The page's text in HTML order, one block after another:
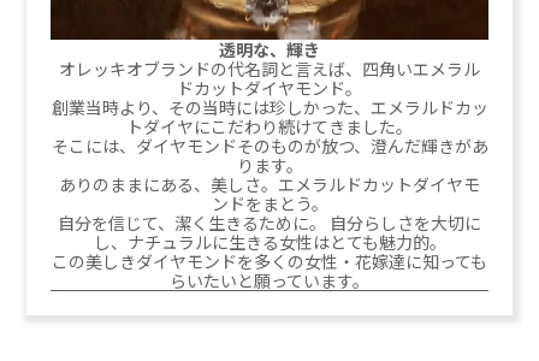
透明な、輝き
オレッキオブランドの代名詞と言えば、四角いエメラル
ドカットダイヤモンド。
創業当時より、その当時には珍しかった、エメラルドカッ
トダイヤにこだわり続けてきました。
そこには、ダイヤモンドそのものが放つ、澄んだ輝きがあ
ります。
ありのままにある、美しさ。エメラルドカットダイヤモ
ンドをまとう。
自分を信じて、潔く生きるために。 自分らしさを大切に
し、ナチュラルに生きる女性はとても魅力的。
この美しきダイヤモンドを多くの女性・花嫁達に知っても
らいたいと願っています。